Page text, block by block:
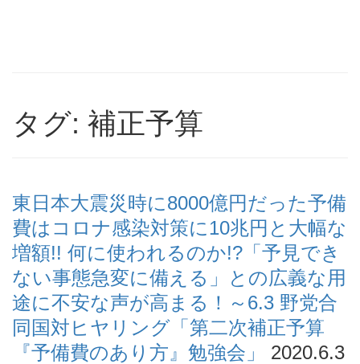
タグ: 補正予算
東日本大震災時に8000億円だった予備
費はコロナ感染対策に10兆円と大幅な
増額!! 何に使われるのか!?「予見でき
ない事態急変に備える」との広義な用
途に不安な声が高まる！～6.3 野党合
同国対ヒヤリング「第二次補正予算
『予備費のあり方』勉強会」
2020.6.3